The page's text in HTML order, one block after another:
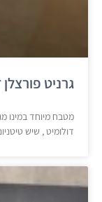
גרניט
מטבח מיוחד במינו
דולומיט , שיש